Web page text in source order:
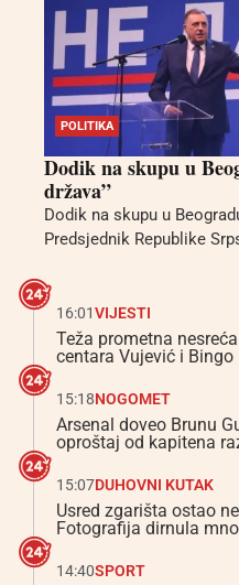
POLITIKA
Dodik na skupu u
država”
Dodik na skupu u
Predsjednik Republike
16:01VIJESTI
Teža prometna
centara Vujević i Bingo
15:18NOGOMET
Arsenal doveo Brunu
oproštaj od kapitena
15:07DUHOVNI KUTAK
Usred zgarišta ostao
Fotografija dirnula
14:40SPORT